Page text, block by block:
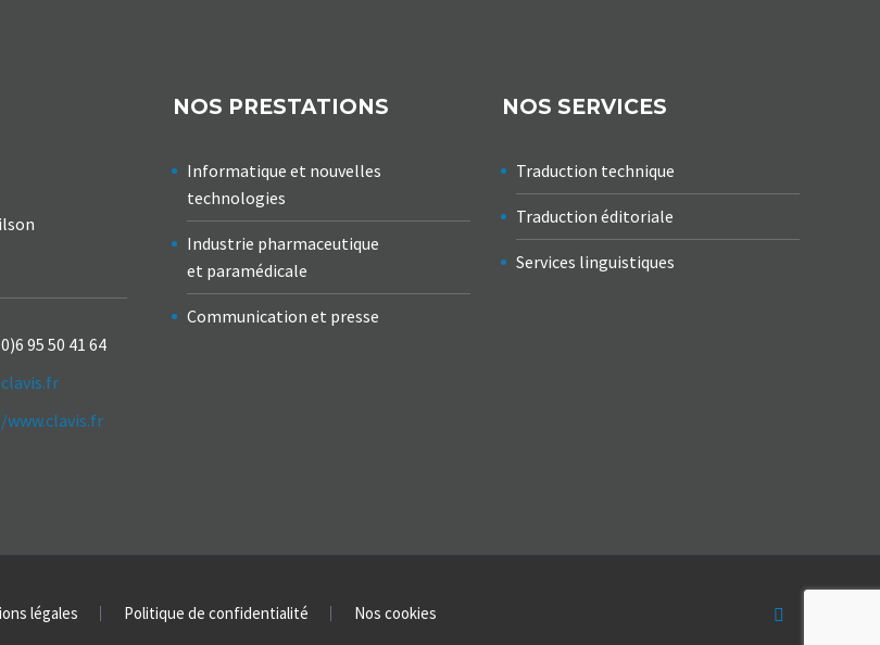
95 50 41 64
NOS PRESTATIONS
Informatique et nouvelles
technologies
Industrie pharmaceutique
et paramédicale
Communication et presse
NOS SERVICES
Traduction technique
Traduction éditoriale
Services linguistiques
légales Politique de confidentialité Nos cookies